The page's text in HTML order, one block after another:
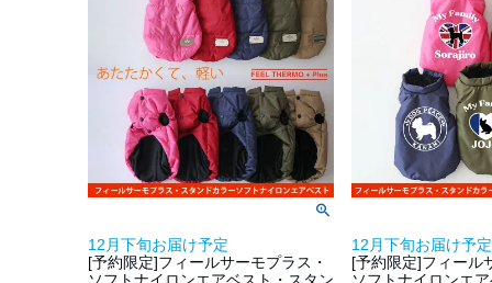
12月下旬お届け予定
[予約限定]フィールサーモプラス・
ソフトナイロンエアベスト・スタン
12月下旬お届け予定
[予約限定]フィール
ソフトナイロンエ